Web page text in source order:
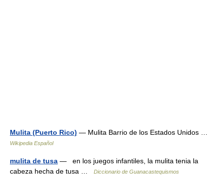
Mulita (Puerto Rico) — Mulita Barrio de los Estados Unidos …
Wikipedia Español
mulita de tusa — en los juegos infantiles, la mulita tenia la
cabeza hecha de tusa …
Diccionario de Guanacastequismos